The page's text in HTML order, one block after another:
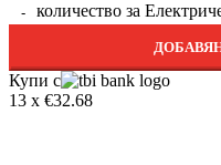
количество за
Купи с
13 x €32.68